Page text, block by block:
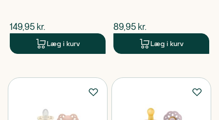
$nuværende pris
149,95 kr.
Læg i kurv
$nuværende pris
89,95 kr.
Læg i kurv